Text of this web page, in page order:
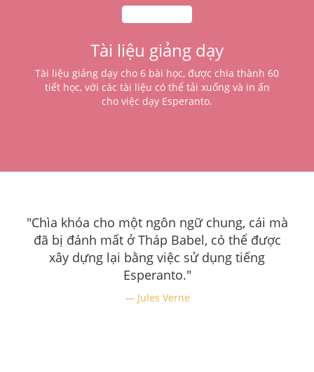
Tài liệu giảng dạy
Tài liệu giảng dạy cho 6 bài học, được chia thành 60
tiết học, với các tài liệu có thể tải xuống và in ấn
cho việc dạy Esperanto.
"Chìa khóa cho một ngôn ngữ chung, cái mà
đã bị đánh mất ở Tháp Babel, có thể được
xây dựng lại bằng việc sử dụng tiếng
Esperanto."
Jules Verne